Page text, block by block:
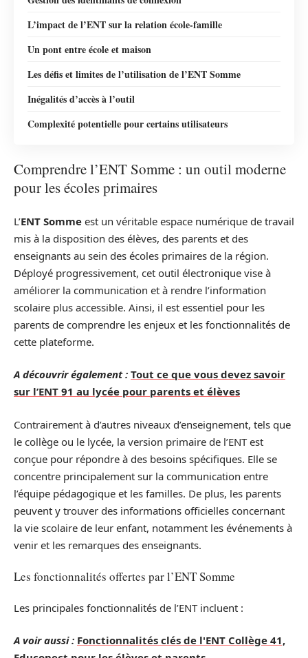
L’impact de l’ENT sur la relation école-famille
Un pont entre école et maison
Les défis et limites de l’utilisation de l’ENT Somme
Inégalités d’accès à l’outil
Complexité potentielle pour certains utilisateurs
Comprendre l’ENT Somme : un outil moderne
pour les écoles primaires
L’ENT Somme est un véritable espace numérique de travail
mis à la disposition des élèves, des parents et des
enseignants au sein des écoles primaires de la région.
Déployé progressivement, cet outil électronique vise à
améliorer la communication et à rendre l’information
scolaire plus accessible. Ainsi, il est essentiel pour les
parents de comprendre les enjeux et les fonctionnalités de
cette plateforme.
A découvrir également : Tout ce que vous devez savoir
sur l’ENT 91 au lycée pour parents et élèves
Contrairement à d’autres niveaux d’enseignement, tels que
le collège ou le lycée, la version primaire de l’ENT est
conçue pour répondre à des besoins spécifiques. Elle se
concentre principalement sur la communication entre
l’équipe pédagogique et les familles. De plus, les parents
peuvent y trouver des informations officielles concernant
la vie scolaire de leur enfant, notamment les événements à
venir et les remarques des enseignants.
Les fonctionnalités offertes par l’ENT Somme
Les principales fonctionnalités de l’ENT incluent :
A voir aussi : Fonctionnalités clés de l'ENT Collège 41,